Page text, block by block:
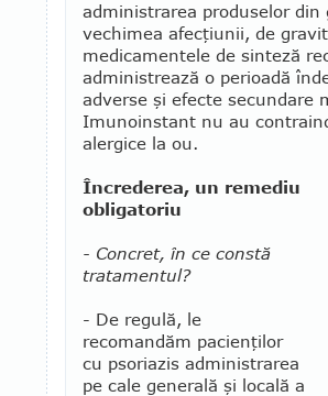
administrarea produse­lor
vechimea afecţiu­nii, de
medicamentele de sinteză
administrează o perioadă
adverse şi efecte secun­dare
Imunoinstant nu au
alergice la ou.
Încrederea, un remediu
obligatoriu
- Concret, în ce constă
tratamentul?
- De regulă, le
recomandăm pacienţilor
cu pso­riazis administrarea
pe cale generală şi locală a